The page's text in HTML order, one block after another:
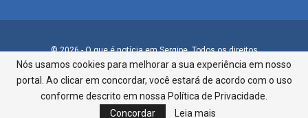
© 2026 - O que é notícia em Sergipe. Todos os direitos
reservados.
Infonet - Rua Monsenhor Silveira 276, Bairro São José |
Aracaju-SE, CEP 49015-030, Fone: 79.2106.8000 - CI Centro de
Informações LTDA
Nós usamos cookies para melhorar a sua experiência em nosso
portal. Ao clicar em concordar, você estará de acordo com o uso
conforme descrito em nossa Política de Privacidade.
Concordar
Leia mais